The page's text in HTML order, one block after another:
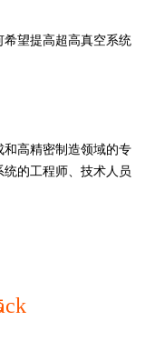
望提高超高真空系统
高精密制造领域的专
的工程师、技术人员